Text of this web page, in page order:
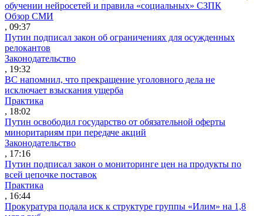
обучении нейросетей и правила «социальных» СЗПК
Обзор СМИ
, 09:37
Путин подписал закон об ограничениях для осужденных
релокантов
Законодательство
, 19:32
ВС напомнил, что прекращение уголовного дела не
исключает взыскания ущерба
Практика
, 18:02
Путин освободил государство от обязательной оферты
миноритариям при передаче акций
Законодательство
, 17:16
Путин подписал закон о мониторинге цен на продукты по
всей цепочке поставок
Практика
, 16:44
Прокуратура подала иск к структуре группы «Илим» на 1,8